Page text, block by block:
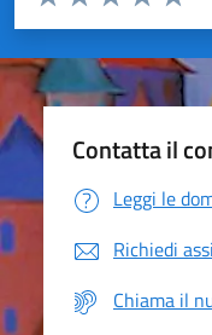
Valuta 4
Valuta 3
Valuta 2 stelle su
Valuta 1 stelle su 5
Contatta il
Leggi le
Richiedi
Chiama il